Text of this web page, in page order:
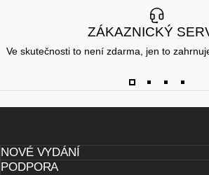
ZÁKAZNICKÝ
Ve skutečnosti to není zdarma, jen to
NOVÉ VYDÁNÍ
PODPORA